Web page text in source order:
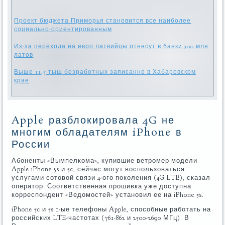
Проект бюджета Приморья становится все наиболее
социально-ориентированным
Из-за перехода на евро латвийцы отнесут в банки 300 млн
латов
Выше 11,5 тыщ безработных записанно в Хабаровском
крае
Apple разблокировала 4G не
многим обладателям iPhone в
России
Абоненты «Вымпелкома», купившие ветромер модели
Apple iPhone 5s и 5c, сейчас могут воспользоваться
услугами сотовой связи 4-ого поколения (4G LTE), сказал
оператор. Соответственная прошивка уже доступна
корреспондент «Ведомостей» установил ее на iPhone 5s.
iPhone 5c и 5s 1-ые телефоны Apple, способные работать на
российских LTE-частотах (761-862 и 2500-2690 МГц). В